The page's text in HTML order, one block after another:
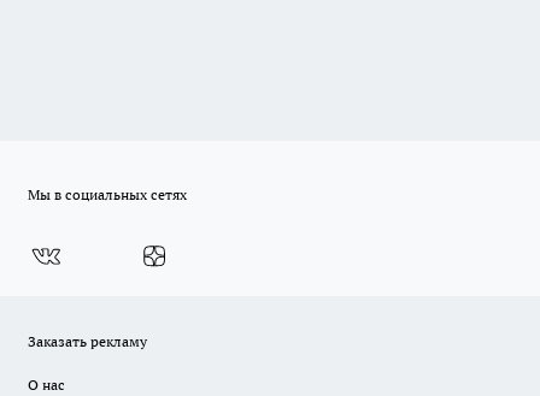
Мы в социальных сетях
Заказать рекламу
О нас